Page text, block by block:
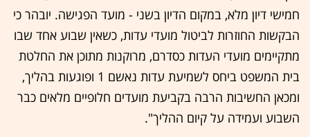
חמישי דיון מלא, במקום הדיון בשני - מועד הפגישה. יובהר כי
הבקשות החוזרות לביטול מועדי עדות, כשאין שבוע אחד שבו
מתקיימים מועדי העדות כסדרם, מרוקנות מתוכן את החלטת
בית המשפט ביחס לשמיעת עדות נאשם 1 ופוגעות בהליך,
ומכאן החשיבות הרבה בקביעת מועדים חלופיים מלאים כבר
השבוע ועמידה על קיום ההליך".